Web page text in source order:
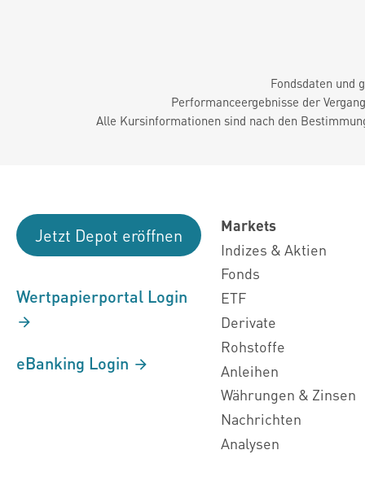
Fondsdaten und
Performanceergebnisse der
Alle Kursinformationen sind nach den
Jetzt Depot eröffnen
Wertpapierportal Login
eBanking Login
Markets
Indizes & Aktien
Fonds
ETF
Derivate
Rohstoffe
Anleihen
Währungen & Zinsen
Nachrichten
Analysen